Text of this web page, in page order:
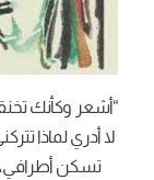
“أشعر وكأنك
لا أدري لماذا
تسكن أطرافي،